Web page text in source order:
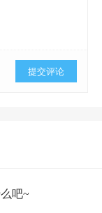
提交评论
吧~